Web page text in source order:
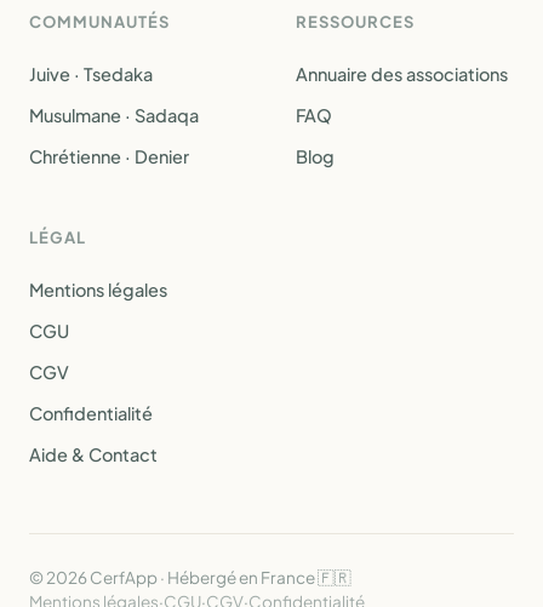
COMMUNAUTÉS
Juive · Tsedaka
Musulmane · Sadaqa
Chrétienne · Denier
RESSOURCES
Annuaire des associations
FAQ
Blog
LÉGAL
Mentions légales
CGU
CGV
Confidentialité
Aide & Contact
© 2026 CerfApp · Hébergé en France 🇫🇷
Mentions légales·CGU·CGV·Confidentialité